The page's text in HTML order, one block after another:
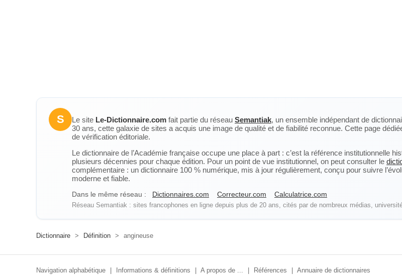
S Le site Le-Dictionnaire.com fait partie du réseau Semantiak, un ensemble indépendant de
30 ans, cette galaxie de sites a acquis une image de qualité et de fiabilité reconnue. Cette page
de vérification éditoriale.
Le dictionnaire de l’Académie française occupe une place à part : c’est la référence institutionnelle
plusieurs décennies pour chaque édition. Pour un point de vue institutionnel, on peut consulter le
complémentaire : un dictionnaire 100 % numérique, mis à jour régulièrement, conçu pour suivre
moderne et fiable.
Dans le même réseau : Dictionnaires.com Correcteur.com Calculatrice.com
Réseau Semantiak : sites francophones en ligne depuis plus de 20 ans, cités par de nombreux médias,
Dictionnaire > Définition > angineuse
Navigation alphabétique Informations & définitions A propos de ... Références Annuaire de dictionnaires